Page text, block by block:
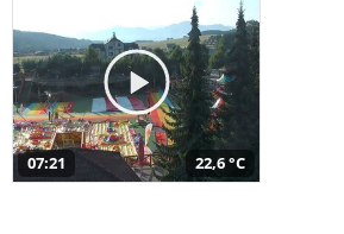
07:21 22,6 °C